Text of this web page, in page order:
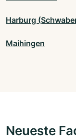
Harburg
Maihingen
Neueste